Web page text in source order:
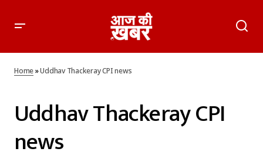
Home»Uddhav Thackeray CPI news
Uddhav Thackeray CPI
news